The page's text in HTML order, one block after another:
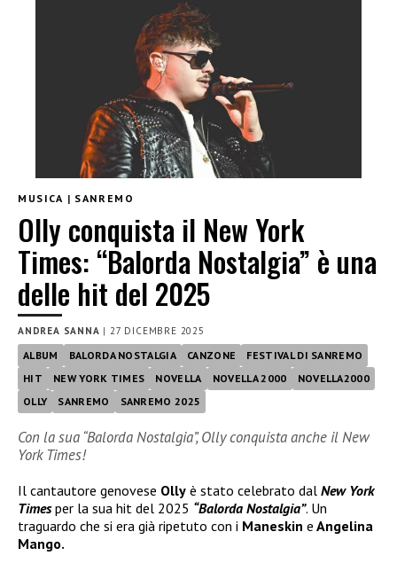
MUSICA | SANREMO
Olly conquista il New York
Times: “Balorda Nostalgia” è una
delle hit del 2025
ANDREA SANNA |27 DICEMBRE 2025
ALBUM BALORDA NOSTALGIA CANZONE
FESTIVAL DI SANREMO
HIT
NEW YORK TIMES NOVELLA NOVELLA 2000
NOVELLA2000
OLLY
SANREMO SANREMO 2025
Con la sua “Balorda Nostalgia”, Olly conquista anche il New
York Times!
Il cantautore genovese Olly è stato celebrato dal New York
Timesper la sua hit del 2025 “Balorda Nostalgia”. Un
traguardo che si era già ripetuto con i Maneskin e Angelina
Mango.